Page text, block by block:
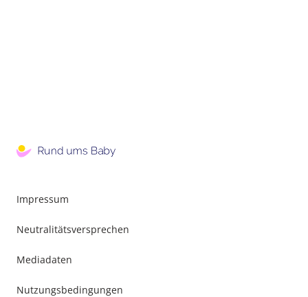
Impressum
Neutralitätsversprechen
Mediadaten
Nutzungsbedingungen